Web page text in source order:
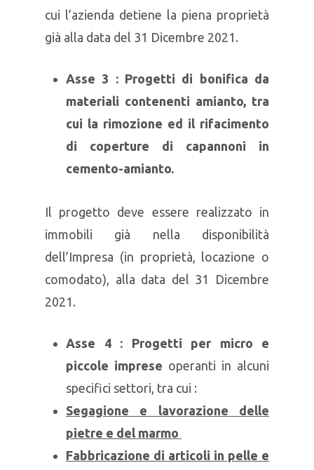
cui l’azienda detiene la piena proprietà
già alla data del 31 Dicembre 2021.
Asse 3 : Progetti di bonifica da
materiali contenenti amianto, tra
cui la rimozione ed il rifacimento
di coperture di capannoni in
cemento-amianto.
Il progetto deve essere realizzato in
immobili già nella disponibilità
dell’Impresa (in proprietà, locazione o
comodato), alla data del 31 Dicembre
2021.
Asse 4 : Progetti per micro e
piccole imprese operanti in alcuni
specifici settori, tra cui :
Segagione e lavorazione delle
pietre e del marmo
Fabbricazione di articoli in pelle e